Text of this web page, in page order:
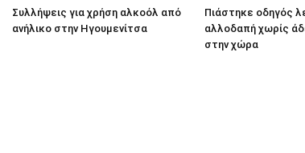
Συλλήψεις για χρήση αλκοόλ από
ανήλικο στην Ηγουμενίτσα
Πιάστηκε οδηγός
αλλοδαπή χωρίς
στην χώρα